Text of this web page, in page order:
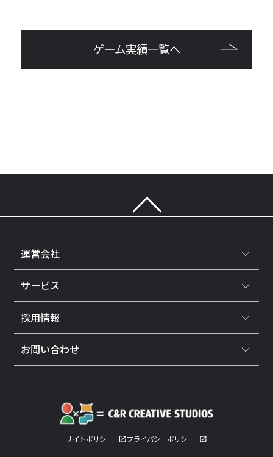
ゲーム実績一覧へ
運営会社
サービス
採用情報
お問い合わせ
サイトポリシー プライバシーポリシー